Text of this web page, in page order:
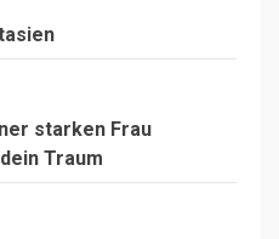
starken Frau
Traum